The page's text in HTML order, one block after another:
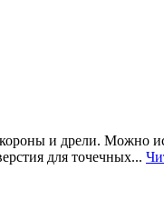
и дрели. Можно
для точечных...